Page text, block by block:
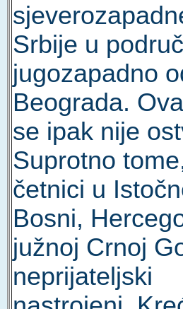
Srbije u
jugozapadno
Beograda.
se ipak nije
Suprotno
četnici u
Bosni,
južnoj Crnoj
neprijateljski